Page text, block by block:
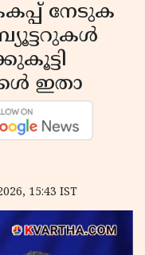
നേടുക
ഇതാ
15:43 IST